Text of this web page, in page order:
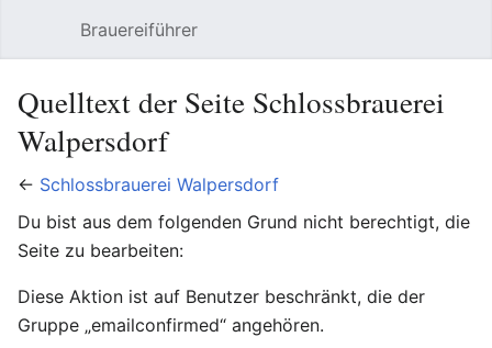
Brauereiführer
Quelltext der Seite Schlossbrauerei
Walpersdorf
← Schlossbrauerei Walpersdorf
Du bist aus dem folgenden Grund nicht berechtigt, die
Seite zu bearbeiten:
Diese Aktion ist auf Benutzer beschränkt, die der
Gruppe „emailconfirmed“ angehören.